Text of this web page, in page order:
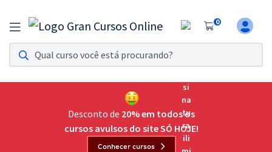
0
Assinatura Ilimitada 11
Acesso a todos os cursos. Teste grátis por 7 dias!
Assinatura OAB Até Passar
Acesso ilimitado a toda preparação para o Exame da
Desconto de 20% em todos os
cursos avulsos do site SÓ HOJE!
Conhecer cursos